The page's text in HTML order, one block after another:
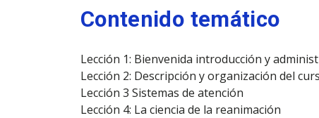
Contenido temático
Lección 1: Bienvenida introducción y
Lección 2: Descripción y organización del
Lección 3 Sistemas de atención
Lección 4: La ciencia de la reanimación